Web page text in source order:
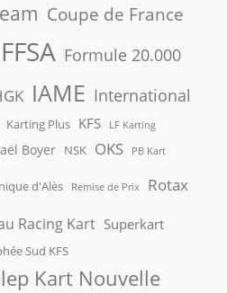
Coupe de France
FFSA Formule 20.000
IAME International
Karting Plus KFS LF Karting
Boyer NSK OKS PB Kart
d'Alès Remise de Prix Rotax
Racing Kart Superkart
Sud KFS
Kart Nouvelle